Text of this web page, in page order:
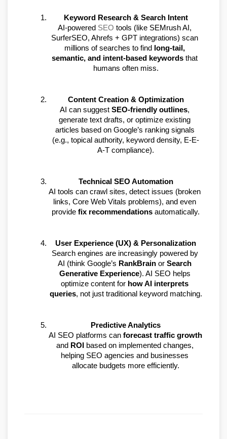
Keyword Research & Search Intent
AI-powered SEO tools (like SEMrush AI,
SurferSEO, Ahrefs + GPT integrations) scan
millions of searches to find long-tail,
semantic, and intent-based keywords that
humans often miss.
Content Creation & Optimization
AI can suggest SEO-friendly outlines,
generate text drafts, or optimize existing
articles based on Google’s ranking signals
(e.g., topical authority, keyword density, E-E-
A-T compliance).
Technical SEO Automation
AI tools can crawl sites, detect issues (broken
links, Core Web Vitals problems), and even
provide fix recommendations automatically.
User Experience (UX) & Personalization
Search engines are increasingly powered by
AI (think Google’s RankBrain or Search
Generative Experience). AI SEO helps
optimize content for how AI interprets
queries, not just traditional keyword matching.
Predictive Analytics
AI SEO platforms can forecast traffic growth
and ROI based on implemented changes,
helping SEO agencies and businesses
allocate budgets more efficiently.